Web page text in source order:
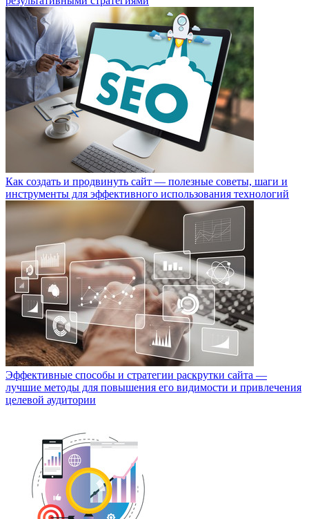
Как создать и продвинуть сайт — полезные советы, шаги и
инструменты для эффективного использования технологий
Эффективные способы и стратегии раскрутки сайта —
лучшие методы для повышения его видимости и привлечения
целевой аудитории